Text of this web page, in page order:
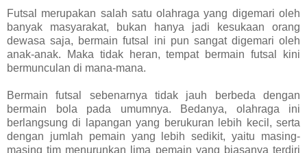
Futsal merupakan salah satu olahraga yang digemari oleh
banyak masyarakat, bukan hanya jadi kesukaan orang
dewasa saja, bermain futsal ini pun sangat digemari oleh
anak-anak. Maka tidak heran, tempat bermain futsal kini
bermunculan di mana-mana.
Bermain futsal sebenarnya tidak jauh berbeda dengan
bermain bola pada umumnya. Bedanya, olahraga ini
berlangsung di lapangan yang berukuran lebih kecil, serta
dengan jumlah pemain yang lebih sedikit, yaitu masing-
masing tim menurunkan lima pemain yang biasanya terdiri